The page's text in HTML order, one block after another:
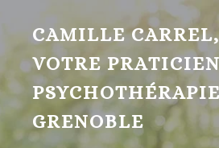
CAMILLE CARREL,
VOTRE
GRENOBLE